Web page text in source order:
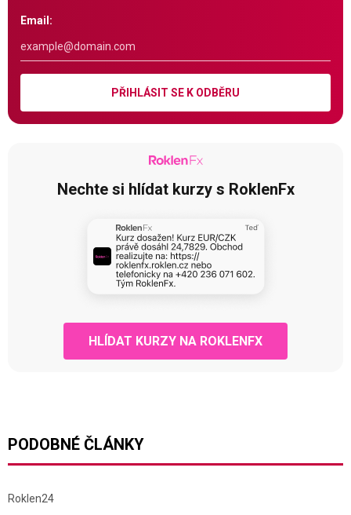
Email:
PŘIHLÁSIT SE K ODBĚRU
Nechte si hlídat kurzy s RoklenFx
HLÍDAT KURZY NA ROKLENFX
PODOBNÉ ČLÁNKY
Roklen24